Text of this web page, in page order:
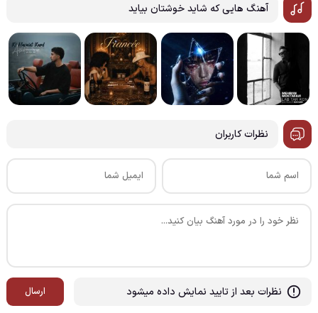
آهنگ هایی که شاید خوشتان بیاید
نظرات کاربران
نظرات بعد از تایید نمایش داده میشود ارسال